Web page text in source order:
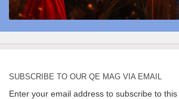
SUBSCRIBE TO OUR QE MAG VIA EMAIL
Enter your email address to subscribe to